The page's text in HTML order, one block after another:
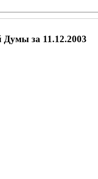
Думы за 11.12.2003